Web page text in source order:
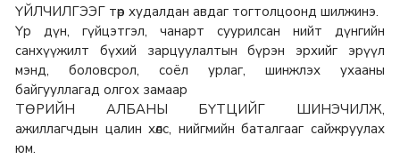
ҮЙЛЧИЛГЭЭГ төр худалдан авдаг тогтолцоонд шилжинэ.
Үр дүн, гүйцэтгэл, чанарт суурилсан нийт дүнгийн
санхүүжилт бүхий зарцуулалтын бүрэн эрхийг эрүүл
мэнд, боловсрол, соёл урлаг, шинжлэх ухааны
байгууллагад олгох замаар
ТӨРИЙН АЛБАНЫ БҮТЦИЙГ ШИНЭЧИЛЖ,
ажиллагчдын цалин хөлс, нийгмийн баталгааг сайжруулах
юм.